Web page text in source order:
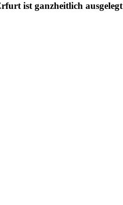
ist ganzheitlich ausgelegt